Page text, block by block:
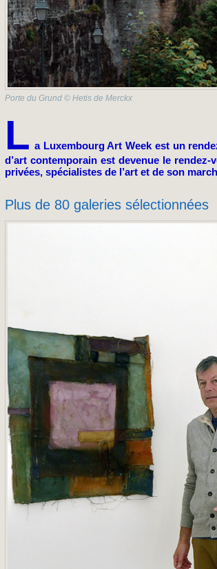
Porte du Grund © Hetis de Merckx
L a Luxembourg Art Week est un
d’art contemporain est devenue le
privées, spécialistes de l’art et de son
Plus de 80 galeries sélectionnées